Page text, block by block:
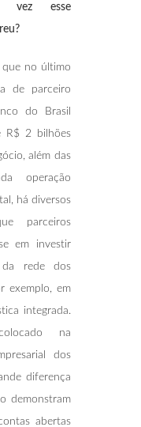
vez esse
que no último
de parceiro
do Brasil
R$ 2 bilhões
além das
operação
há diversos
parceiros
em investir
da rede dos
exemplo, em
integrada.
na
dos
diferença
demonstram
abertas